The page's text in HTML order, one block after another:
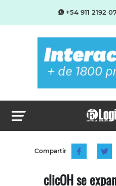
+54 911 2192
Compartir
clicOH se